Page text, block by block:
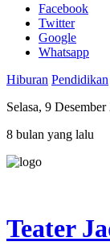
Facebook
Twitter
Google
Whatsapp
Hiburan Pendidikan
Selasa, 9
8 bulan yang lalu
Teater